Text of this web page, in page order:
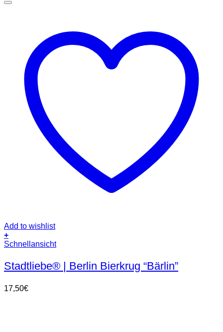
Add to wishlist
+
Schnellansicht
Stadtliebe® | Berlin Bierkrug “Bärlin”
17,50€